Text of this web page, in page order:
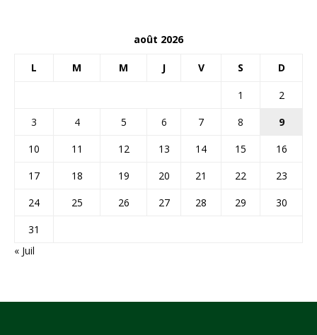
août 2026
L M M J V S D
1
2
3
4 5 6 7 8
9
10
11 12 13 14 15
16
17
18 19 20 21 22
23
24
25 26 27 28 29
30
31
« Juil